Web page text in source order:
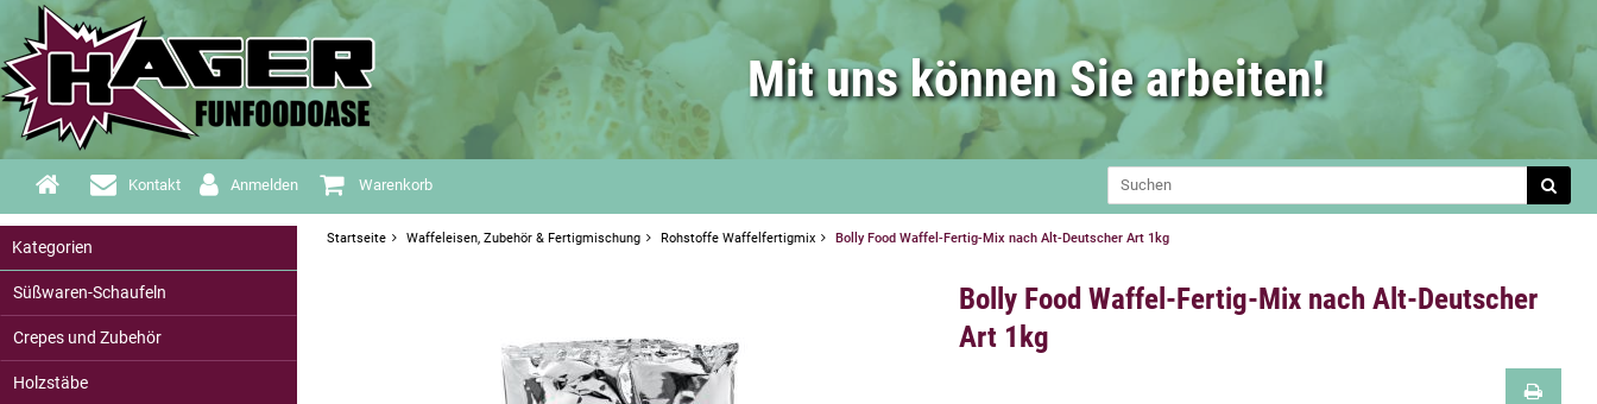
Mit uns können Sie arbeiten!
Kontakt Anmelden Warenkorb
Kategorien
Süßwaren-Schaufeln
Crepes und Zubehör
Holzstäbe
Startseite Waffeleisen, Zubehör & Fertigmischung Rohstoffe Waffelfertigmix Bolly Food Waffel-Fertig-Mix nach Alt-Deutscher Art 1kg
Bolly Food Waffel-Fertig-Mix nach Alt-Deutscher
Art 1kg